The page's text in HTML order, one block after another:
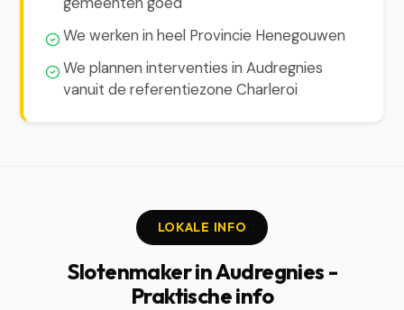
We werken in heel Provincie Henegouwen
We plannen interventies in Audregnies
vanuit de referentiezone Charleroi
LOKALE INFO
Slotenmaker in Audregnies -
Praktische info